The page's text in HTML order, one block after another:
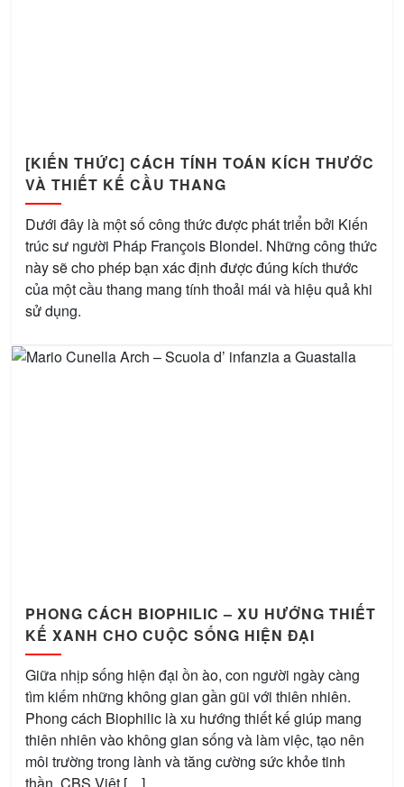
[KIẾN THỨC] CÁCH TÍNH TOÁN KÍCH THƯỚC
VÀ THIẾT KẾ CẦU THANG
Dưới đây là một số công thức được phát triển bởi Kiến
trúc sư người Pháp François Blondel. Những công thức
này sẽ cho phép bạn xác định được đúng kích thước
của một cầu thang mang tính thoải mái và hiệu quả khi
sử dụng.
PHONG CÁCH BIOPHILIC – XU HƯỚNG THIẾT
KẾ XANH CHO CUỘC SỐNG HIỆN ĐẠI
Giữa nhịp sống hiện đại ồn ào, con người ngày càng
tìm kiếm những không gian gần gũi với thiên nhiên.
Phong cách Biophilic là xu hướng thiết kế giúp mang
thiên nhiên vào không gian sống và làm việc, tạo nên
môi trường trong lành và tăng cường sức khỏe tinh
thần. CBS Việt […]